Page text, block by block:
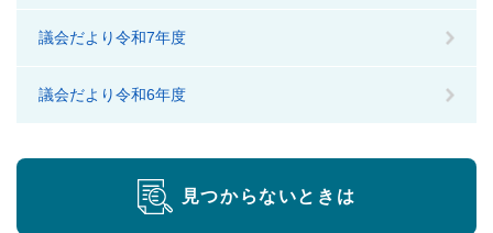
議会だより令和7年度
議会だより令和6年度
見つからないときは